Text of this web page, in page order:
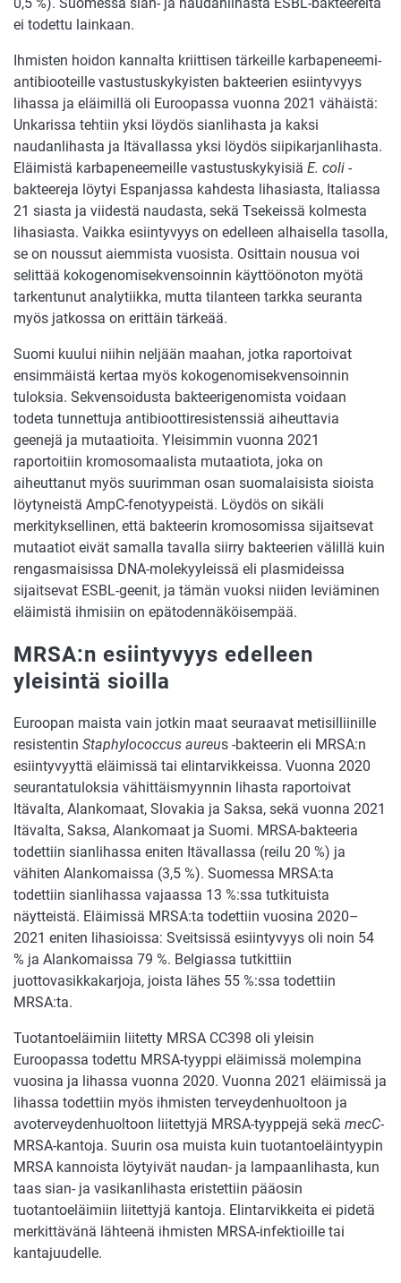
0,5 %). Suomessa sian- ja naudanlihasta ESBL-bakteereita
ei todettu lainkaan.
Ihmisten hoidon kannalta kriittisen tärkeille karbapeneemi-
antibiooteille vastustuskykyisten bakteerien esiintyvyys
lihassa ja eläimillä oli Euroopassa vuonna 2021 vähäistä:
Unkarissa tehtiin yksi löydös sianlihasta ja kaksi
naudanlihasta ja Itävallassa yksi löydös siipikarjanlihasta.
Eläimistä karbapeneemeille vastustuskykyisiä E. coli -
bakteereja löytyi Espanjassa kahdesta lihasiasta, Italiassa
21 siasta ja viidestä naudasta, sekä Tsekeissä kolmesta
lihasiasta. Vaikka esiintyvyys on edelleen alhaisella tasolla,
se on noussut aiemmista vuosista. Osittain nousua voi
selittää kokogenomisekvensoinnin käyttöönoton myötä
tarkentunut analytiikka, mutta tilanteen tarkka seuranta
myös jatkossa on erittäin tärkeää.
Suomi kuului niihin neljään maahan, jotka raportoivat
ensimmäistä kertaa myös kokogenomisekvensoinnin
tuloksia. Sekvensoidusta bakteerigenomista voidaan
todeta tunnettuja antibioottiresistenssiä aiheuttavia
geenejä ja mutaatioita. Yleisimmin vuonna 2021
raportoitiin kromosomaalista mutaatiota, joka on
aiheuttanut myös suurimman osan suomalaisista sioista
löytyneistä AmpC-fenotyypeistä. Löydös on sikäli
merkityksellinen, että bakteerin kromosomissa sijaitsevat
mutaatiot eivät samalla tavalla siirry bakteerien välillä kuin
rengasmaisissa DNA-molekyyleissä eli plasmideissa
sijaitsevat ESBL-geenit, ja tämän vuoksi niiden leviäminen
eläimistä ihmisiin on epätodennäköisempää.
MRSA:n esiintyvyys edelleen
yleisintä sioilla
Euroopan maista vain jotkin maat seuraavat metisilliinille
resistentin Staphylococcus aureus -bakteerin eli MRSA:n
esiintyvyyttä eläimissä tai elintarvikkeissa. Vuonna 2020
seurantatuloksia vähittäismyynnin lihasta raportoivat
Itävalta, Alankomaat, Slovakia ja Saksa, sekä vuonna 2021
Itävalta, Saksa, Alankomaat ja Suomi. MRSA-bakteeria
todettiin sianlihassa eniten Itävallassa (reilu 20 %) ja
vähiten Alankomaissa (3,5 %). Suomessa MRSA:ta
todettiin sianlihassa vajaassa 13 %:ssa tutkituista
näytteistä. Eläimissä MRSA:ta todettiin vuosina 2020–
2021 eniten lihasioissa: Sveitsissä esiintyvyys oli noin 54
% ja Alankomaissa 79 %. Belgiassa tutkittiin
juottovasikkakarjoja, joista lähes 55 %:ssa todettiin
MRSA:ta.
Tuotantoeläimiin liitetty MRSA CC398 oli yleisin
Euroopassa todettu MRSA-tyyppi eläimissä molempina
vuosina ja lihassa vuonna 2020. Vuonna 2021 eläimissä ja
lihassa todettiin myös ihmisten terveydenhuoltoon ja
avoterveydenhuoltoon liitettyjä MRSA-tyyppejä sekä mecC-
MRSA-kantoja. Suurin osa muista kuin tuotantoeläintyypin
MRSA kannoista löytyivät naudan- ja lampaanlihasta, kun
taas sian- ja vasikanlihasta eristettiin pääosin
tuotantoeläimiin liitettyjä kantoja. Elintarvikkeita ei pidetä
merkittävänä lähteenä ihmisten MRSA-infektioille tai
kantajuudelle.